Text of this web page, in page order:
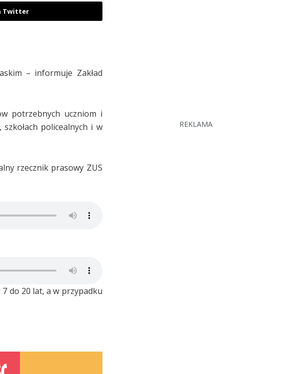
Twitter
– informuje Zakład
potrzebnych uczniom i
policealnych i w
rzecznik prasowy ZUS
do 20 lat, a w przypadku
REKLAMA